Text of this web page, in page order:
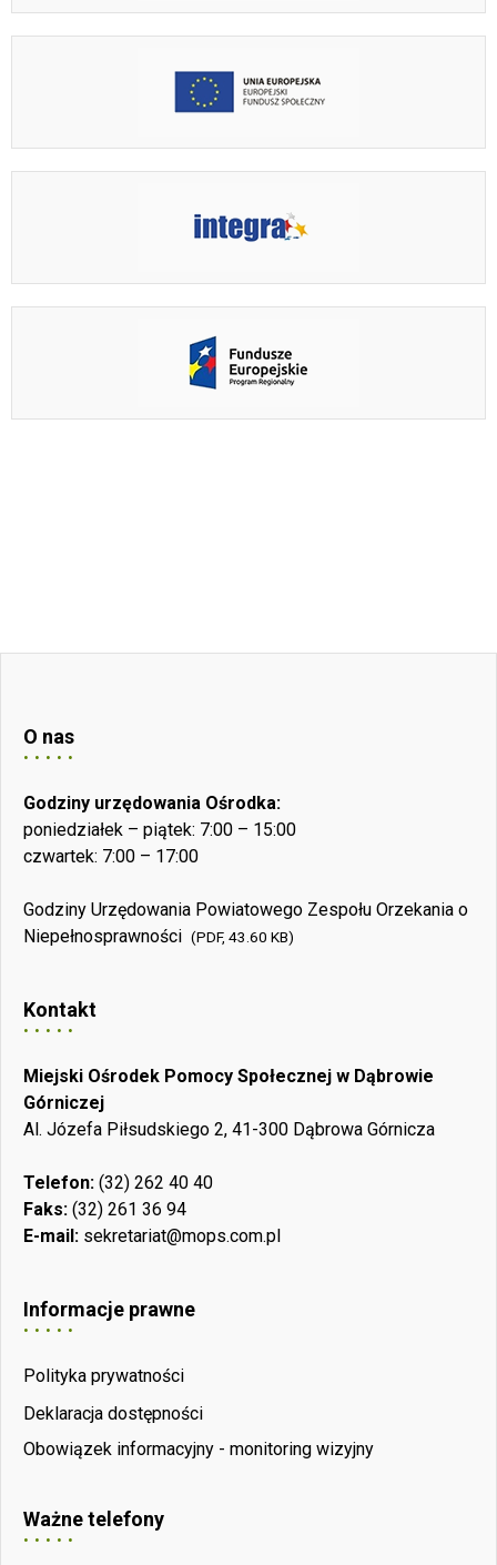
O nas
Godziny urzędowania Ośrodka:
poniedziałek – piątek: 7:00 – 15:00
czwartek: 7:00 – 17:00
Godziny Urzędowania Powiatowego Zespołu Orzekania o
Niepełnosprawności (PDF, 43.60 KB)
Kontakt
Miejski Ośrodek Pomocy Społecznej w Dąbrowie
Górniczej
Al. Józefa Piłsudskiego 2, 41-300 Dąbrowa Górnicza
Telefon: (32) 262 40 40
Faks: (32) 261 36 94
E-mail: sekretariat@mops.com.pl
Informacje prawne
Polityka prywatności
Deklaracja dostępności
Obowiązek informacyjny - monitoring wizyjny
Ważne telefony